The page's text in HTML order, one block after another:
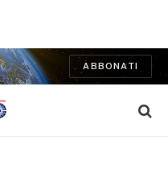
ABBONATI